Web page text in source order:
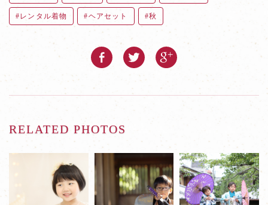
レンタル着物 ヘアセット 秋
RELATED PHOTOS